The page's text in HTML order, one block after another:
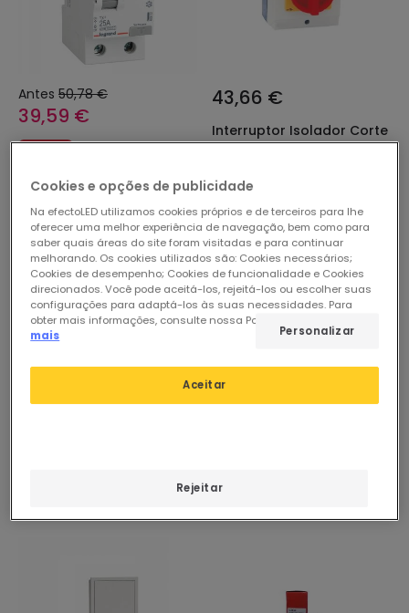
Antes 50,78 €
39,59 €
Disjuntor Diferencial
Industrial 2P-30mA 25-
40A 10kA Classe AC
LEGRAND TX³ 403032
Em Stock, envio em
48/72h
43,66 €
Interruptor Isolador Corte
em Carga Parada de
em Superfície MAXGE 4P
25-100A IP65
Em Stock, envio em
48/72h
Cookies e opções de publicidade
Na efectoLED utilizamos cookies próprios e de terceiros para lhe
oferecer uma melhor experiência de navegação, bem como para
saber quais áreas do site foram visitadas e para continuar
melhorando. Os cookies utilizados são: Cookies necessários;
Cookies de desempenho; Cookies de funcionalidade e Cookies
direcionados. Você pode aceitá-los, rejeitá-los ou escolher suas
configurações para adaptá-los às suas necessidades. Para
obter mais informações, consulte nossa Política de Cookies.
mais
Rejeitar
Aceitar
Personalizar